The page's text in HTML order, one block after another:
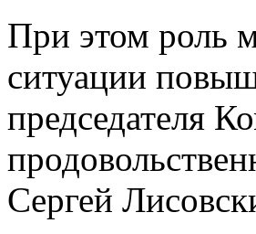
При этом роль
ситуации
председателя
Сергей